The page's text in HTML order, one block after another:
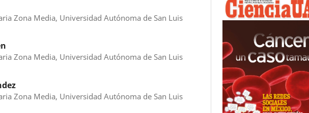
Zona Media, Universidad Autónoma de San Luis
Zona Media, Universidad Autónoma de San Luis
Zona Media, Universidad Autónoma de San Luis